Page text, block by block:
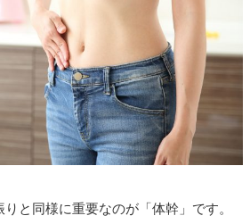
りと同様に重要なのが「体幹」です。